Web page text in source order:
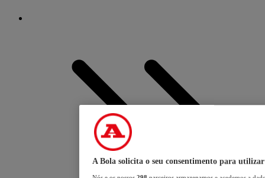
A Bola solicita o seu consentimento para utilizar